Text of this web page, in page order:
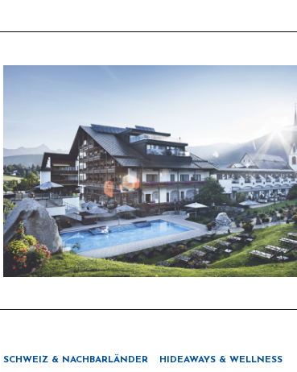
SCHWEIZ & NACHBARLÄNDER HIDEAWAYS & WELLNESS